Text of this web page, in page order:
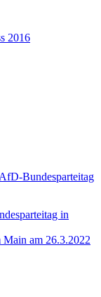
2016
Bundesparteitag
in
Main am 26.3.2022